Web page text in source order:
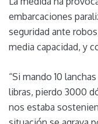
embarcaciones
seguridad ante
media capacidad, y
“Si mando 10
libras, pierdo 3000
nos estaba